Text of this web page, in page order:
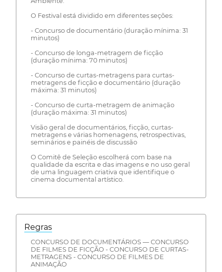
O Festival está dividido em diferentes seções:
- Concurso de documentário (duração mínima: 31
minutos)
- Concurso de longa-metragem de ficção
(duração mínima: 70 minutos)
- Concurso de curtas-metragens para curtas-
metragens de ficção e documentário (duração
máxima: 31 minutos)
- Concurso de curta-metragem de animação
(duração máxima: 31 minutos)
Visão geral de documentários, ficção, curtas-
metragens e várias homenagens, retrospectivas,
seminários e painéis de discussão
O Comitê de Seleção escolherá com base na
qualidade da escrita e das imagens e no uso geral
de uma linguagem criativa que identifique o
cinema documental artístico.
Regras
CONCURSO DE DOCUMENTÁRIOS — CONCURSO
DE FILMES DE FICÇÃO - CONCURSO DE CURTAS-
METRAGENS - CONCURSO DE FILMES DE
ANIMAÇÃO